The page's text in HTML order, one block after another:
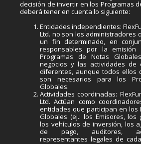
decisión de invertir en los Programas
deberá tener en cuenta lo siguiente:
Entidades independientes:
Ltd. no son los administradores
un fin determinado, en
responsables por la
Programas de Notas
negocios y las actividades de
diferentes, aunque todos ellos
son necesarios para los
Globales.
Actividades coordinadas:
Ltd. Actúan como
entidades que participan en los
Globales (ej.: los Emisores, los
los vehículos de inversión, los
de pago, auditores,
representantes legales de